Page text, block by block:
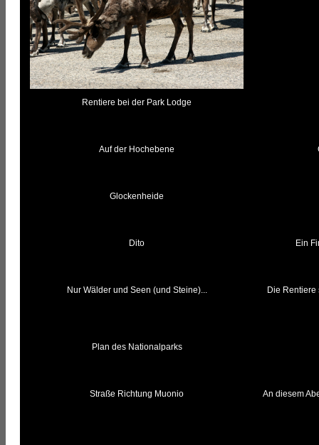
Rentiere bei der Park Lodge
Auf der Hochebene
Glockenheide
Dito Ein
Nur Wälder und Seen (und Steine)... Die
Plan des Nationalparks
Straße Richtung Muonio An diesem